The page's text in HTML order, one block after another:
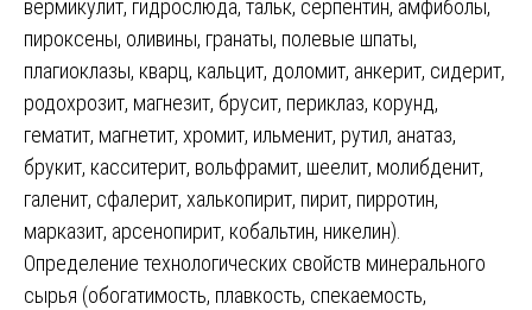
вермикулит, гидрослюда, тальк, серпентин, амфиболы,
пироксены, оливины, гранаты, полевые шпаты,
плагиоклазы, кварц, кальцит, доломит, анкерит, сидерит,
родохрозит, магнезит, брусит, периклаз, корунд,
гематит, магнетит, хромит, ильменит, рутил, анатаз,
брукит, касситерит, вольфрамит, шеелит, молибденит,
галенит, сфалерит, халькопирит, пирит, пирротин,
марказит, арсенопирит, кобальтин, никелин).
Определение технологических свойств минерального
сырья (обогатимость, плавкость, спекаемость,